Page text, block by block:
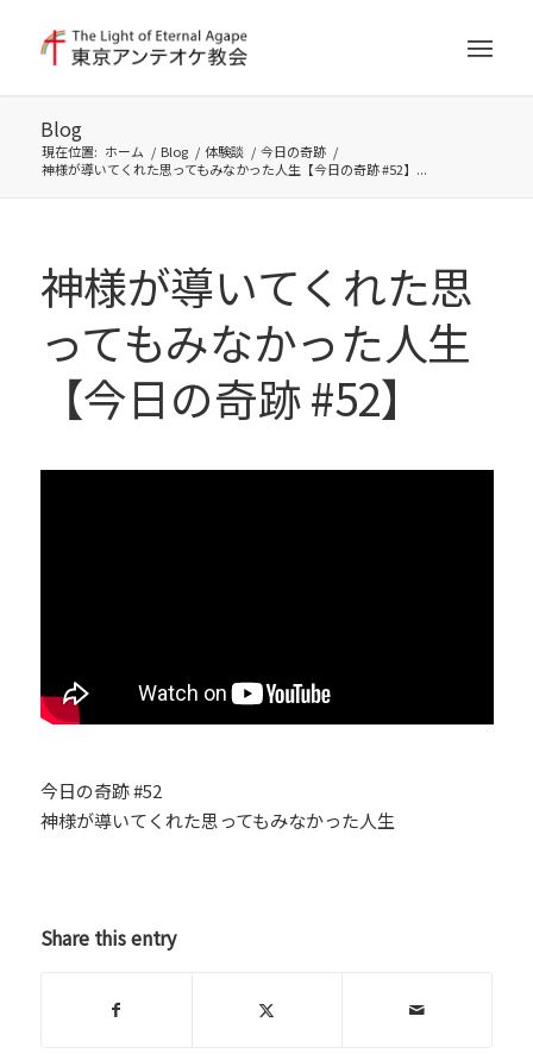
Blog
現在位置: ホーム / Blog / 体験談 / 今日の奇跡 /
神様が導いてくれた思ってもみなかった人生【今日の奇跡 #52】...
神様が導いてくれた思
ってもみなかった人生
【今日の奇跡 #52】
今日の奇跡 #52
神様が導いてくれた思ってもみなかった人生
Share this entry